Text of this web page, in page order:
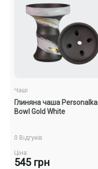
Чаші
Глиняна чаша Personalka
Bowl Gold White
0 Відгуків
Ціна:
545 грн